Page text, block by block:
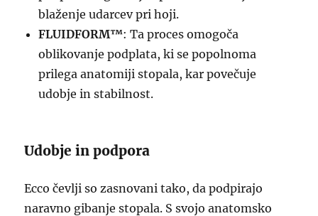
blaženje udarcev pri hoji.
FLUIDFORM™: Ta proces omogoča
oblikovanje podplata, ki se popolnoma
prilega anatomiji stopala, kar povečuje
udobje in stabilnost.
Udobje in podpora
Ecco čevlji so zasnovani tako, da podpirajo
naravno gibanje stopala. S svojo anatomsko